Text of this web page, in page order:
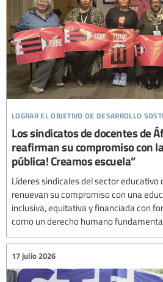
lograr el objetivo de desarrollo
Los sindicatos de docentes de
reafirman su compromiso con
pública! Creamos escuela”
Líderes sindicales del sector
renuevan su compromiso con una
inclusiva, equitativa y financiada con
como un derecho humano
17 julio 2026